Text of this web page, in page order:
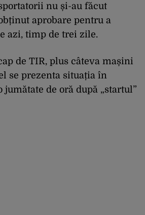
nu și-au făcut
aprobare pentru a
azi, timp de trei zile.
de TIR, plus câteva mașini
se prezenta situația în
jumătate de oră după „startul”